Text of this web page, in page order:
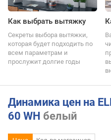
Как выбрать вытяжку
Секреты выбора вытяжки,
которая будет подходить по
всем параметрам и
прослужит долгие годы
Динамика цен на
60 WH белый